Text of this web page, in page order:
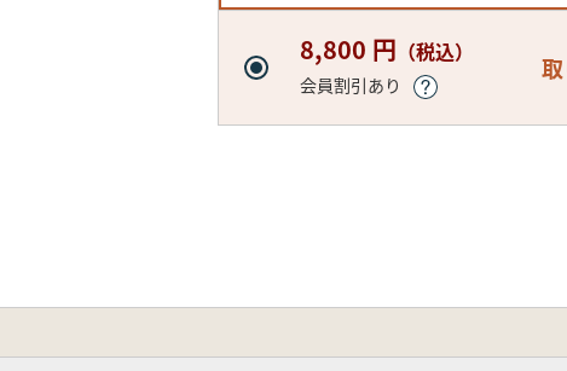
8,800 円 （税込）
会員割引あり